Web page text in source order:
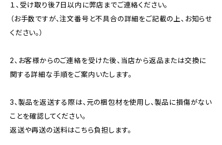
１、受け取り後7日以内に弊店までご連絡ください。
（お手数ですが、注文番号と不具合の詳細をご記載の上、お知らせ
ください。）
2、お客様からのご連絡を受けた後、当店から返品または交換に
関する詳細な手順をご案内いたします。
3、製品を返送する際は、元の梱包材を使用し、製品に損傷がない
ことを確認してください。
返送や再送の送料はこちら負担します。